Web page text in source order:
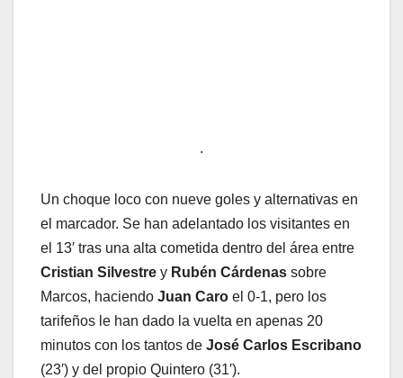
.
Un choque loco con nueve goles y alternativas en
el marcador. Se han adelantado los visitantes en
el 13′ tras una alta cometida dentro del área entre
Cristian Silvestre y Rubén Cárdenas sobre
Marcos, haciendo Juan Caro el 0-1, pero los
tarifeños le han dado la vuelta en apenas 20
minutos con los tantos de José Carlos Escribano
(23′) y del propio Quintero (31′).